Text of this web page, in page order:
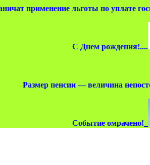
применение льготы по уплате
С Днем рождения!....
Размер пенсии — величина
Событие омрачено!_